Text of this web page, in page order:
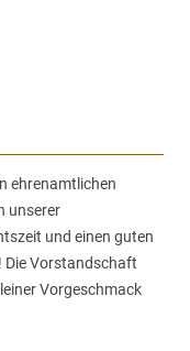
ehrenamtlichen
unserer
und einen guten
Die Vorstandschaft
Vorgeschmack